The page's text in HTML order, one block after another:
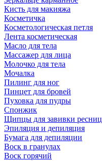
Кисть для макияжа
Косметичка
Косметологическая петля
Лента косметическая
Масло для тела
Массажер для лица
Молочко для тела
Мочалка
Пилинг для ног
Пинцет для бровей
Пуховка для пудры
Спонжик
Щипцы для завивки ресниц
Эпиляция и депиляция
Бумага для депиляции
Воск в гранулах
Воск горячий